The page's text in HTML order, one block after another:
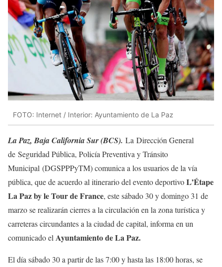
FOTO: Internet / Interior: Ayuntamiento de La Paz
La Paz, Baja California Sur (BCS). La Dirección General
de Seguridad Pública, Policía Preventiva y Tránsito
Municipal (DGSPPPyTM) comunica a los usuarios de la vía
pública, que de acuerdo al itinerario del evento deportivoL’Étape
La Paz by le Tour de France, este sábado 30 y domingo 31 de
marzo se realizarán cierres a la circulación en la zona turística y
carreteras circundantes a la ciudad de capital, informa en un
comunicado el Ayuntamiento de La Paz.
El día sábado 30 a partir de las 7:00 y hasta las 18:00 horas, se